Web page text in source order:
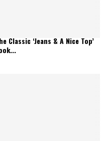
Classic ‘Jeans & A Nice Top’